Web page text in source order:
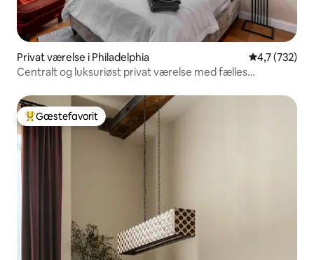
Privat værelse i Philadelphia 4,7 ud af 5 i
4,7 (732)
Centralt og luksuriøst privat værelse med fælles
Bedste gæstefavorit
Gæstefavorit